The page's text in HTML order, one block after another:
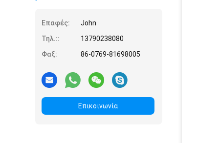
Επαφές:
John
Τηλ.::
13790238080
Φαξ:
86-0769-81698005
Επικοινωνία